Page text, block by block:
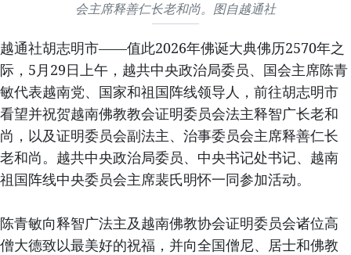
会主席释善仁长老和尚。图自越通社
越通社胡志明市——值此2026年佛诞大典佛历2570年之
际，5月29日上午，越共中央政治局委员、国会主席陈青
敏代表越南党、国家和祖国阵线领导人，前往胡志明市
看望并祝贺越南佛教教会证明委员会法主释智广长老和
尚，以及证明委员会副法主、治事委员会主席释善仁长
老和尚。越共中央政治局委员、中央书记处书记、越南
祖国阵线中央委员会主席裴氏明怀一同参加活动。
陈青敏向释智广法主及越南佛教协会证明委员会诸位高
僧大德致以最美好的祝福，并向全国僧尼、居士和佛教